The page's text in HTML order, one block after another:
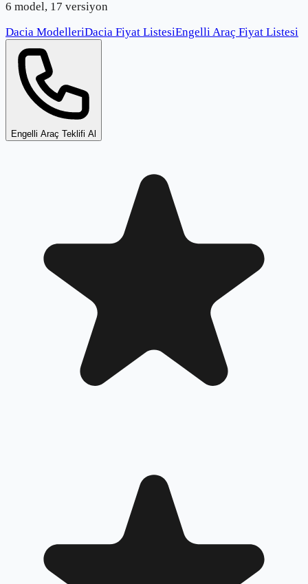
6 model, 17 versiyon
Dacia ModelleriDacia Fiyat ListesiEngelli Araç Fiyat Listesi
Engelli Araç Teklifi Al